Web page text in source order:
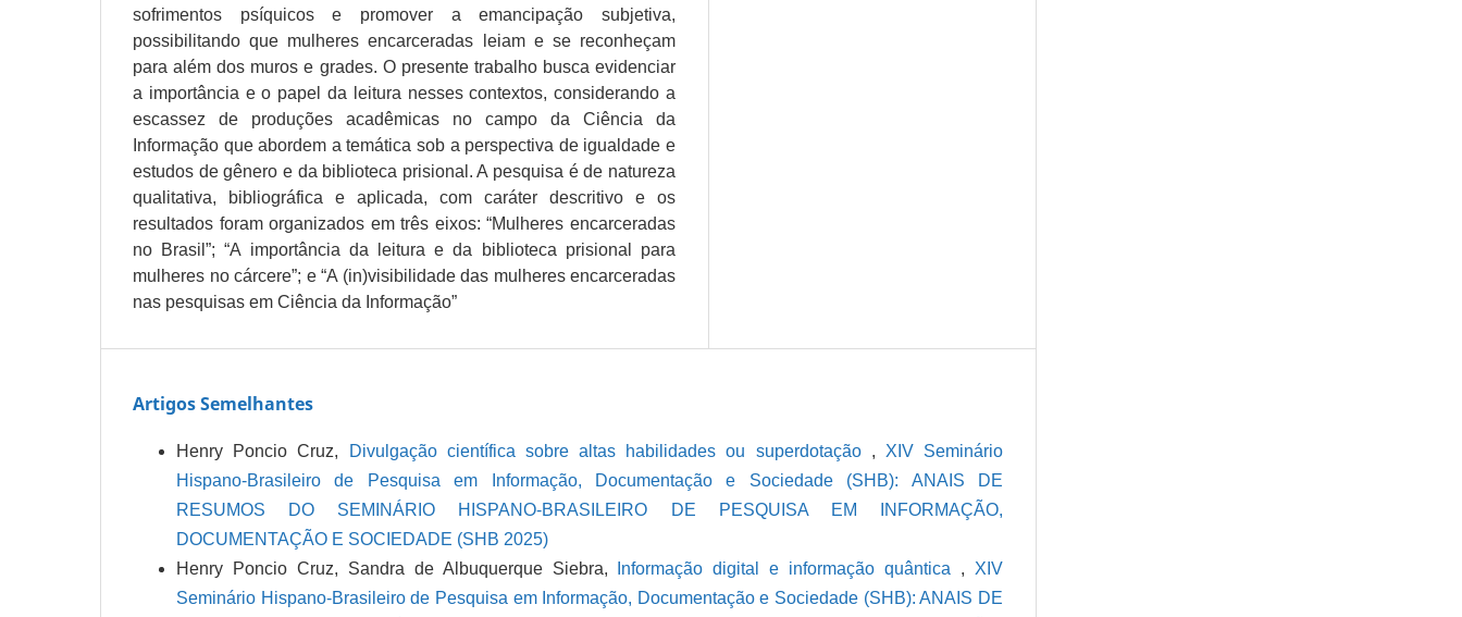
sofrimentos psíquicos e promover a emancipação subjetiva,
possibilitando que mulheres encarceradas leiam e se reconheçam
para além dos muros e grades. O presente trabalho busca evidenciar
a importância e o papel da leitura nesses contextos, considerando a
escassez de produções acadêmicas no campo da Ciência da
Informação que abordem a temática sob a perspectiva de igualdade e
estudos de gênero e da biblioteca prisional. A pesquisa é de natureza
qualitativa, bibliográfica e aplicada, com caráter descritivo e os
resultados foram organizados em três eixos: “Mulheres encarceradas
no Brasil”; “A importância da leitura e da biblioteca prisional para
mulheres no cárcere”; e “A (in)visibilidade das mulheres encarceradas
nas pesquisas em Ciência da Informação”
Artigos Semelhantes
Henry Poncio Cruz, Divulgação científica sobre altas habilidades ou superdotação , XIV Seminário
Hispano-Brasileiro de Pesquisa em Informação, Documentação e Sociedade (SHB): ANAIS DE
RESUMOS DO SEMINÁRIO HISPANO-BRASILEIRO DE PESQUISA EM INFORMAÇÃO,
DOCUMENTAÇÃO E SOCIEDADE (SHB 2025)
Henry Poncio Cruz, Sandra de Albuquerque Siebra,
Informação digital e informação quântica , XIV
Seminário Hispano-Brasileiro de Pesquisa em Informação, Documentação e Sociedade (SHB): ANAIS DE